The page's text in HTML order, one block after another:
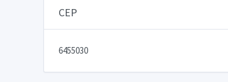
CEP
6455030